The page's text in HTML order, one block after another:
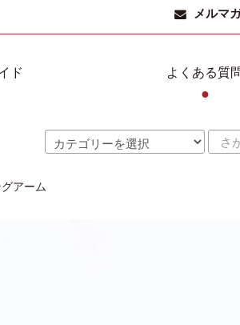
メルマ
ド よくある質
●
グアーム